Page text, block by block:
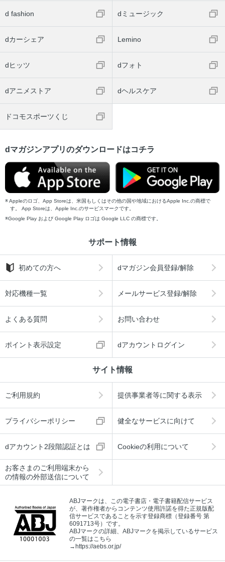
d fashion dミュージック
dカーシェア Lemino
dヒッツ dフォト
dアニメストア dヘルスケア
ドコモスポーツくじ
dマガジンアプリのダウンロードはコチラ
Appleのロゴ、App Storeは、米国もしくはその他の国や地域におけるApple Inc.の商標で
す。 App Storeは、Apple Inc.のサービスマークです。
Google Play および Google Play ロゴは Google LLC の商標です。
サポート情報
初めての方へ dマガジン会員登録/解除
対応機種一覧 メールサービス登録/解除
よくある質問 お問い合わせ
ポイント表示設定 dアカウントログイン
サイト情報
ご利用規約 提供事業者等に関する表示
プライバシーポリシー 健全なサービスに向けて
dアカウント2段階認証とは Cookieの利用について
お客さまのご利用端末から
の情報の外部送信について
ABJマークは、この電子書店・電子書籍配信サービス
が、著作権者からコンテンツ使用許諾を得た正規版配
信サービスであることを示す登録商標（登録番号 第
6091713号）です。
ABJマークの詳細、ABJマークを掲示しているサービス
の一覧はこちら
→https://aebs.or.jp/